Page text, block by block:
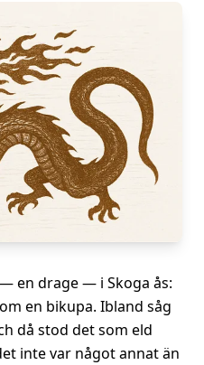
en drage — i Skoga ås:
en bikupa. Ibland såg
då stod det som eld
inte var något annat än